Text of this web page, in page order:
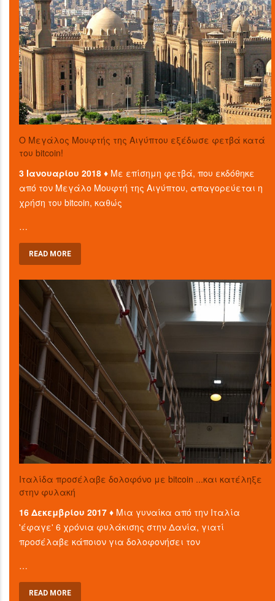
O Μεγάλος Μουφτής της Αιγύπτου εξέδωσε φετβά κατά
του bitcoin!
3 Ιανουαρίου 2018 ♦ Με επίσημη φετβά, που εκδόθηκε
από τον Μεγάλο Μουφτή της Αιγύπτου, απαγορεύεται η
χρήση του bitcoin, καθώς
…
READ MORE
Ιταλίδα προσέλαβε δολοφόνο με bitcoin ...και κατέληξε
στην φυλακή
16 Δεκεμβρίου 2017 ♦ Μια γυναίκα από την Ιταλία
'έφαγε' 6 χρόνια φυλάκισης στην Δανία, γιατί
προσέλαβε κάποιον για δολοφονήσει τον
…
READ MORE